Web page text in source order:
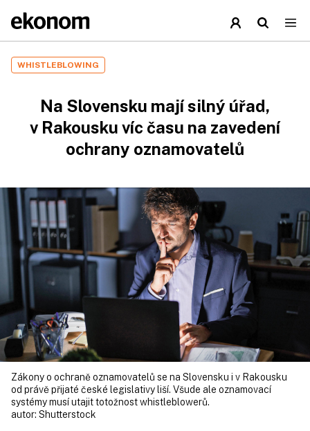
WHISTLEBLOWING
Na Slovensku mají silný úřad,
v Rakousku víc času na zavedení
ochrany oznamovatelů
Zákony o ochraně oznamovatelů se na Slovensku i v Rakousku
od právě přijaté české legislativy liší. Všude ale oznamovací
systémy musí utajit totožnost whistleblowerů.
autor: Shutterstock